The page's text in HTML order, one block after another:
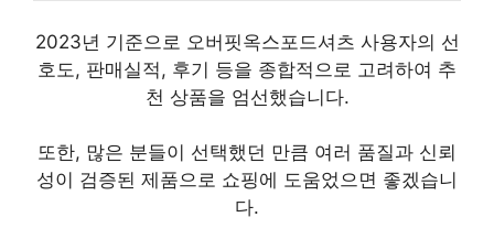
2023년 기준으로 오버핏옥스포드셔츠 사용자의 선
호도, 판매실적, 후기 등을 종합적으로 고려하여 추
천 상품을 엄선했습니다.
또한, 많은 분들이 선택했던 만큼 여러 품질과 신뢰
성이 검증된 제품으로 쇼핑에 도움었으면 좋겠습니
다.